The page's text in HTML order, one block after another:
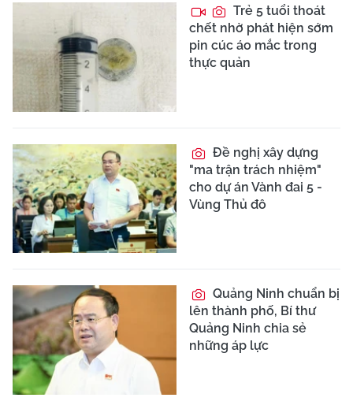
Trẻ 5 tuổi thoát
chết nhờ phát hiện sớm
pin cúc áo mắc trong
thực quản
Đề nghị xây dựng
"ma trận trách nhiệm"
cho dự án Vành đai 5 -
Vùng Thủ đô
Quảng Ninh chuẩn bị
lên thành phố, Bí thư
Quảng Ninh chia sẻ
những áp lực